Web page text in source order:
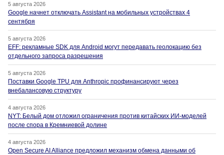
5 августа 2026
Google начнет отключать Assistant на мобильных устройствах 4
сентября
5 августа 2026
EFF: рекламные SDK для Android могут передавать геолокацию без
отдельного запроса разрешения
5 августа 2026
Поставки Google TPU для Anthropic профинансируют через
внебалансовую структуру
4 августа 2026
NYT: Белый дом отложил ограничения против китайских ИИ-моделей
после спора в Кремниевой долине
4 августа 2026
Open Secure AI Alliance предложил механизм обмена данными об